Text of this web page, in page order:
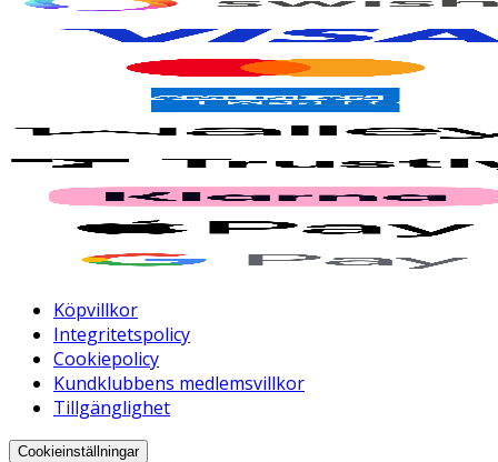
Köpvillkor
Integritetspolicy
Cookiepolicy
Kundklubbens medlemsvillkor
Tillgänglighet
Cookieinställningar